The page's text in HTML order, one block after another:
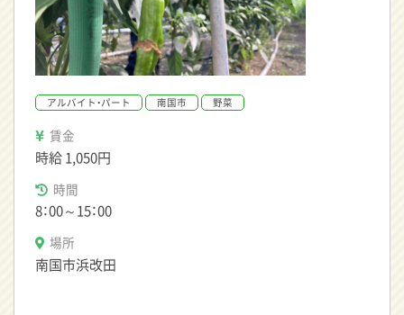
アルバイト・パート 南国市 野菜
賃金
時給1,050円
時間
8：00～15：00
場所
南国市浜改田